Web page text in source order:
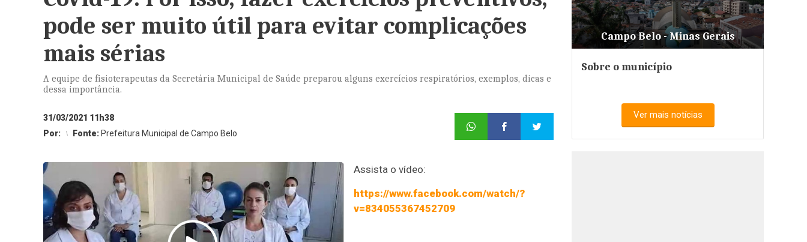
pode ser muito útil para evitar complicações
mais sérias
A equipe de fisioterapeutas da Secretária Municipal de Saúde preparou alguns exercícios respiratórios, exemplos, dicas e
dessa importância.
31/03/2021 11h38
Por:
Fonte: Prefeitura Municipal de Campo Belo
Assista o vídeo:
https://www.facebook.com/watch/?
v=834055367452709
Campo Belo - Minas Gerais
Sobre o município
Ver mais notícias